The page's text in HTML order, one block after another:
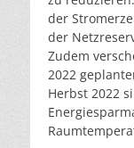
der
der
Zudem
2022
Herbst 2022